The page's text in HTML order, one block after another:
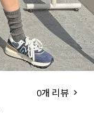
0개 리뷰